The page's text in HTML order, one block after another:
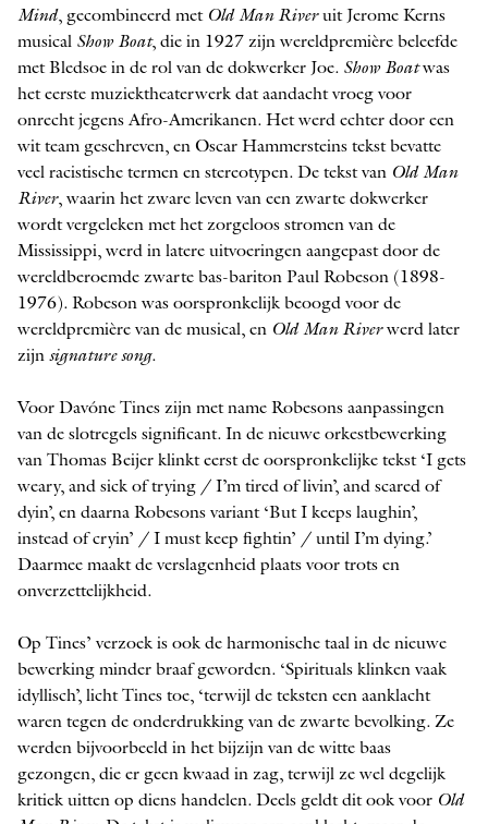
Mind, gecombineerd met Old Man Riveruit Jerome Kerns
musical Show Boat, die in 1927 zijn wereldpremière beleefde
met Bledsoe in de rol van de dokwerker Joe. Show Boatwas
het eerste muziektheaterwerk dat aandacht vroeg voor
onrecht jegens Afro-Amerikanen. Het werd echter door een
wit team geschreven, en Oscar Hammersteins tekst bevatte
veel racistische termen en stereotypen. De tekst van Old Man
River, waarin het zware leven van een zwarte dokwerker
wordt vergeleken met het zorgeloos stromen van de
Mississippi, werd in latere uitvoeringen aangepast door de
wereldberoemde zwarte bas-bariton Paul Robeson (1898-
1976). Robeson was oorspronkelijk beoogd voor de
wereldpremière van de musical, en Old Man Riverwerd later
zijn signature song.
Voor Davóne Tines zijn met name Robesons aanpassingen
van de slotregels significant. In de nieuwe orkestbewerking
van Thomas Beijer klinkt eerst de oorspronkelijke tekst ‘I gets
weary, and sick of trying / I’m tired of livin’, and scared of
dyin’, en daarna Robesons variant ‘But I keeps laughin’,
instead of cryin’ / I must keep fightin’ / until I’m dying.’
Daarmee maakt de verslagenheid plaats voor trots en
onverzettelijkheid.
Op Tines’ verzoek is ook de harmonische taal in de nieuwe
bewerking minder braaf geworden. ‘Spirituals klinken vaak
idyllisch’, licht Tines toe, ‘terwijl de teksten een aanklacht
waren tegen de onderdrukking van de zwarte bevolking. Ze
werden bijvoorbeeld in het bijzijn van de witte baas
gezongen, die er geen kwaad in zag, terwijl ze wel degelijk
kritiek uitten op diens handelen. Deels geldt dit ook voor Old